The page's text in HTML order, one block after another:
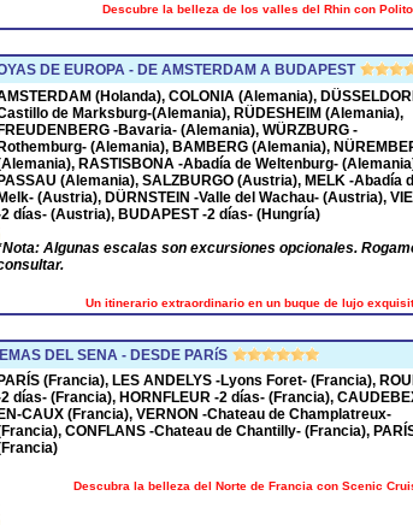
Descubre la belleza de los valles del Rhin con
DE EUROPA - DE AMSTERDAM A BUDAPEST
(Holanda), COLONIA (Alemania),
de Marksburg-(Alemania), RÜDESHEIM (Alemania),
FREUDENBERG -Bavaria- (Alemania), WÜRZBURG -
Rothemburg- (Alemania), BAMBERG (Alemania),
RASTISBONA -Abadía de Weltenburg-
PASSAU (Alemania), SALZBURGO (Austria), MELK -Abadía
Melk- (Austria), DÜRNSTEIN -Valle del Wachau- (Austria),
días- (Austria), BUDAPEST-2 días- (Hungría)
Nota: Algunas escalas son excursiones opcionales.
Un itinerario extraordinario en un buque de lujo
DEL SENA - DESDE PARíS
PARÍS (Francia), LES ANDELYS -Lyons Foret- (Francia),
días- (Francia), HORNFLEUR -2 días- (Francia),
EN-CAUX (Francia), VERNON -Chateau de Champlatreux-
CONFLANS -Chateau de Chantilly- (Francia),
Descubra la belleza del Norte de Francia con Scenic